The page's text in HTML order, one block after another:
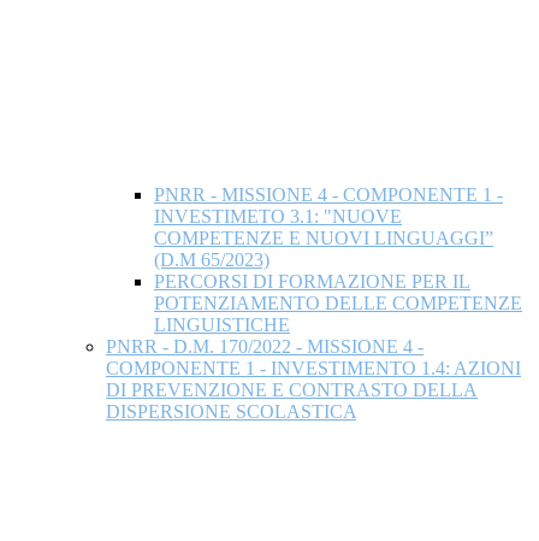
PNRR - MISSIONE 4 - COMPONENTE 1 -
INVESTIMETO 3.1: "NUOVE
COMPETENZE E NUOVI LINGUAGGI”
(D.M 65/2023)
PERCORSI DI FORMAZIONE PER IL
POTENZIAMENTO DELLE COMPETENZE
LINGUISTICHE
PNRR - D.M. 170/2022 - MISSIONE 4 -
COMPONENTE 1 - INVESTIMENTO 1.4: AZIONI
DI PREVENZIONE E CONTRASTO DELLA
DISPERSIONE SCOLASTICA